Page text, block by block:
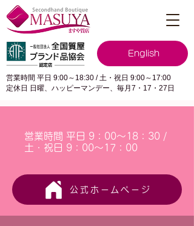
English
営業時間 平日 9:00～18:30 / 土・祝日 9:00～17:00
定休日 日曜、ハッピーマンデー、毎月7・17・27日
営業時間 平日 9：00～18：30 /
土・祝日 9：00～17：00
公式ホームページ